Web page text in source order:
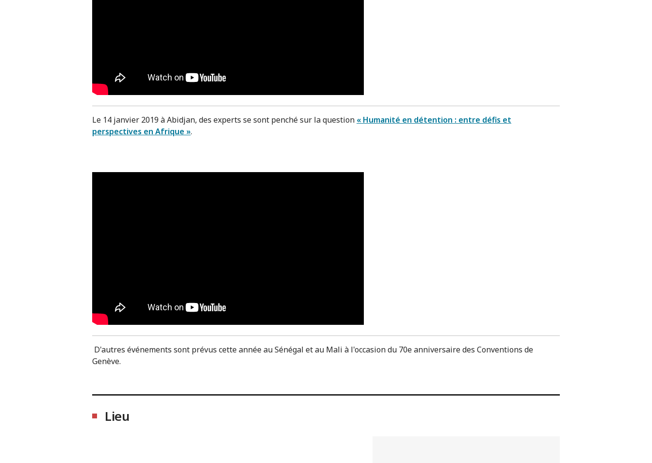
Le 14 janvier 2019 à Abidjan, des experts se sont penché sur la question « Humanité en détention : entre défis et
perspectives en Afrique ».
D'autres événements sont prévus cette année au Sénégal et au Mali à l'occasion du 70e anniversaire des Conventions de
Genève.
Lieu